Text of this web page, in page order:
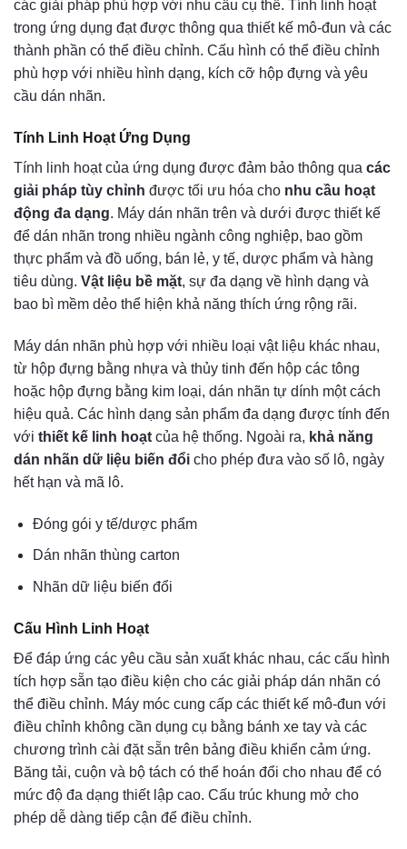
các giải pháp phù hợp với nhu cầu cụ thể. Tính linh hoạt
trong ứng dụng đạt được thông qua thiết kế mô-đun và các
thành phần có thể điều chỉnh. Cấu hình có thể điều chỉnh
phù hợp với nhiều hình dạng, kích cỡ hộp đựng và yêu
cầu dán nhãn.
Tính Linh Hoạt Ứng Dụng
Tính linh hoạt của ứng dụng được đảm bảo thông qua các
giải pháp tùy chỉnh được tối ưu hóa cho nhu cầu hoạt
động đa dạng. Máy dán nhãn trên và dưới được thiết kế
để dán nhãn trong nhiều ngành công nghiệp, bao gồm
thực phẩm và đồ uống, bán lẻ, y tế, dược phẩm và hàng
tiêu dùng. Vật liệu bề mặt, sự đa dạng về hình dạng và
bao bì mềm dẻo thể hiện khả năng thích ứng rộng rãi.
Máy dán nhãn phù hợp với nhiều loại vật liệu khác nhau,
từ hộp đựng bằng nhựa và thủy tinh đến hộp các tông
hoặc hộp đựng bằng kim loại, dán nhãn tự dính một cách
hiệu quả. Các hình dạng sản phẩm đa dạng được tính đến
với thiết kế linh hoạt của hệ thống. Ngoài ra, khả năng
dán nhãn dữ liệu biến đổi cho phép đưa vào số lô, ngày
hết hạn và mã lô.
Đóng gói y tế/dược phẩm
Dán nhãn thùng carton
Nhãn dữ liệu biến đổi
Cấu Hình Linh Hoạt
Để đáp ứng các yêu cầu sản xuất khác nhau, các cấu hình
tích hợp sẵn tạo điều kiện cho các giải pháp dán nhãn có
thể điều chỉnh. Máy móc cung cấp các thiết kế mô-đun với
điều chỉnh không cần dụng cụ bằng bánh xe tay và các
chương trình cài đặt sẵn trên bảng điều khiển cảm ứng.
Băng tải, cuộn và bộ tách có thể hoán đổi cho nhau để có
mức độ đa dạng thiết lập cao. Cấu trúc khung mở cho
phép dễ dàng tiếp cận để điều chỉnh.